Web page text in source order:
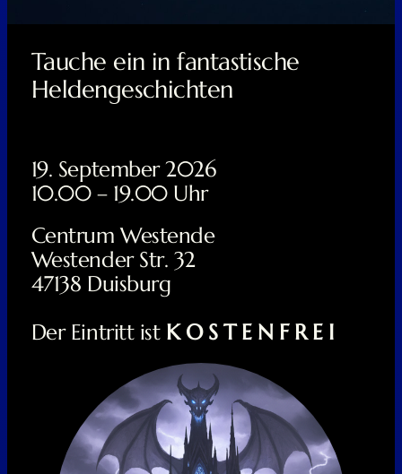
Tauche ein in fantastische
Heldengeschichten
19. September 2026
10.00 – 19.00 Uhr
Centrum Westende
Westender Str. 32
47138 Duisburg
Der Eintritt ist K O S T E N F R E I